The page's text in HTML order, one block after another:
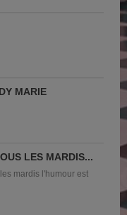
MARIE
LES MARDIS...
mardis l'humour est